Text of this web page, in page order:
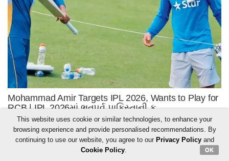
This website uses cookie or similar technologies, to enhance your
browsing experience and provide personalised recommendations. By
continuing to use our website, you agree to our Privacy Policyand
Cookie Policy. OK